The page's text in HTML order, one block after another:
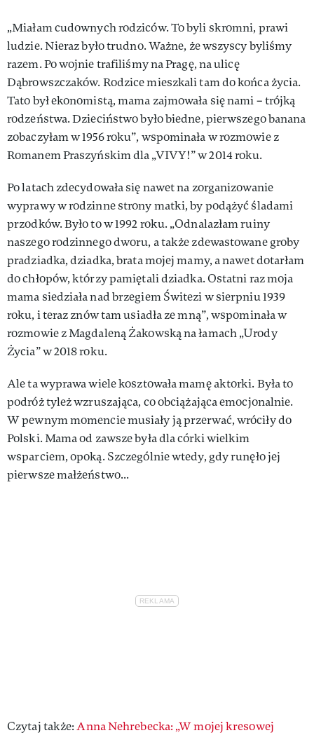
„Miałam cudownych rodziców. To byli skromni, prawi
ludzie. Nieraz było trudno. Ważne, że wszyscy byliśmy
razem. Po wojnie trafiliśmy na Pragę, na ulicę
Dąbrowszczaków. Rodzice mieszkali tam do końca życia.
Tato był ekonomistą, mama zajmowała się nami – trójką
rodzeństwa. Dzieciństwo było biedne, pierwszego banana
zobaczyłam w 1956 roku”, wspominała w rozmowie z
Romanem Praszyńskim dla „VIVY!” w 2014 roku.
Po latach zdecydowała się nawet na zorganizowanie
wyprawy w rodzinne strony matki, by podążyć śladami
przodków. Było to w 1992 roku. „Odnalazłam ruiny
naszego rodzinnego dworu, a także zdewastowane groby
pradziadka, dziadka, brata mojej mamy, a nawet dotarłam
do chłopów, którzy pamiętali dziadka. Ostatni raz moja
mama siedziała nad brzegiem Świtezi w sierpniu 1939
roku, i teraz znów tam usiadła ze mną”, wspominała w
rozmowie z Magdaleną Żakowską na łamach „Urody
Życia” w 2018 roku.
Ale ta wyprawa wiele kosztowała mamę aktorki. Była to
podróż tyleż wzruszająca, co obciążająca emocjonalnie.
W pewnym momencie musiały ją przerwać, wróciły do
Polski. Mama od zawsze była dla córki wielkim
wsparciem, opoką. Szczególnie wtedy, gdy runęło jej
pierwsze małżeństwo...
Czytaj także:Anna Nehrebecka: „W mojej kresowej